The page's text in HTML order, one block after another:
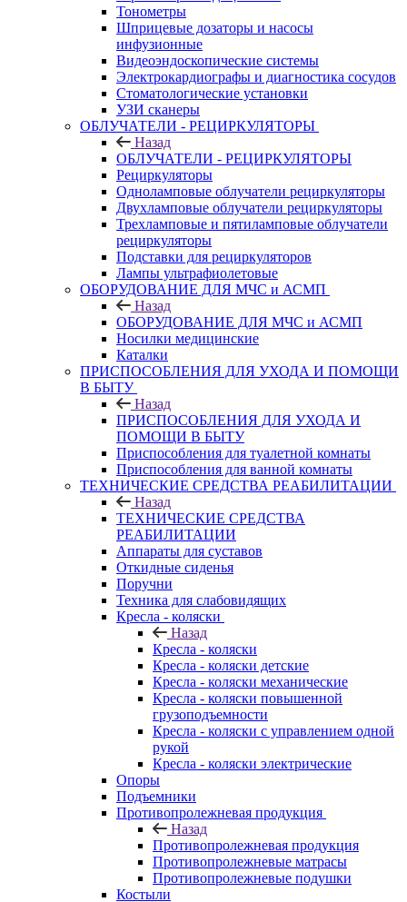
Тонометры
Шприцевые дозаторы и насосы
инфузионные
Видеоэндоскопические системы
Электрокардиографы и диагностика сосудов
Стоматологические установки
УЗИ сканеры
ОБЛУЧАТЕЛИ - РЕЦИРКУЛЯТОРЫ
Назад
ОБЛУЧАТЕЛИ - РЕЦИРКУЛЯТОРЫ
Рециркуляторы
Одноламповые облучатели рециркуляторы
Двухламповые облучатели рециркуляторы
Трехламповые и пятиламповые облучатели
рециркуляторы
Подставки для рециркуляторов
Лампы ультрафиолетовые
ОБОРУДОВАНИЕ ДЛЯ МЧС и АСМП
Назад
ОБОРУДОВАНИЕ ДЛЯ МЧС и АСМП
Носилки медицинские
Каталки
ПРИСПОСОБЛЕНИЯ ДЛЯ УХОДА И ПОМОЩИ
В БЫТУ
Назад
ПРИСПОСОБЛЕНИЯ ДЛЯ УХОДА И
ПОМОЩИ В БЫТУ
Приспособления для туалетной комнаты
Приспособления для ванной комнаты
ТЕХНИЧЕСКИЕ СРЕДСТВА РЕАБИЛИТАЦИИ
Назад
ТЕХНИЧЕСКИЕ СРЕДСТВА
РЕАБИЛИТАЦИИ
Аппараты для суставов
Откидные сиденья
Поручни
Техника для слабовидящих
Кресла - коляски
Назад
Кресла - коляски
Кресла - коляски детские
Кресла - коляски механические
Кресла - коляски повышенной
грузоподъемности
Кресла - коляски с управлением одной
рукой
Кресла - коляски электрические
Опоры
Подъемники
Противопролежневая продукция
Назад
Противопролежневая продукция
Противопролежневые матрасы
Противопролежневые подушки
Костыли